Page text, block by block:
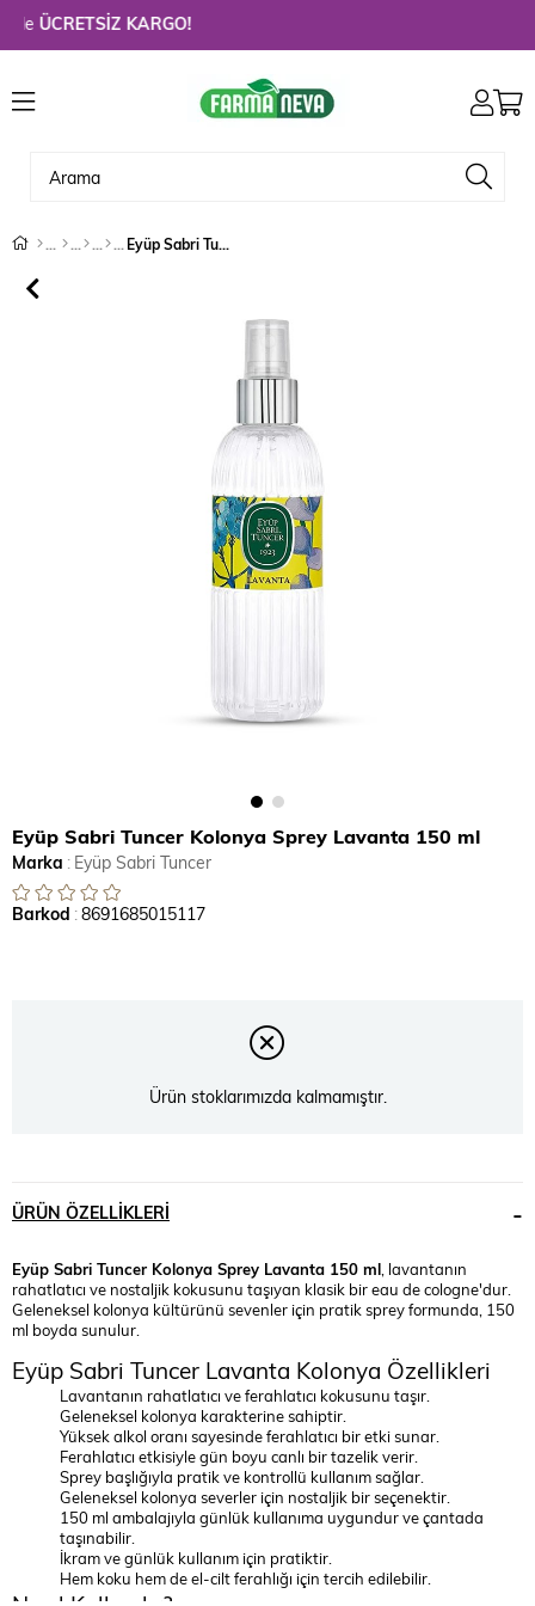
ÜCRETSİZ KARGO!
Eyüp Sabri Tuncer Kolonya Sprey Lavanta 150 ml
Eyüp Sabri Tuncer Kolonya Sprey Lavanta 150 ml
Marka : Eyüp Sabri Tuncer
Barkod :8691685015117
Ürün stoklarımızda kalmamıştır.
ÜRÜN ÖZELLIKLERI
Eyüp Sabri Tuncer Kolonya Sprey Lavanta 150 ml , lavantanın
rahatlatıcı ve nostaljik kokusunu taşıyan klasik bir eau de cologne'dur.
Geleneksel kolonya kültürünü sevenler için pratik sprey formunda, 150
ml boyda sunulur.
Eyüp Sabri Tuncer Lavanta Kolonya Özellikleri
Lavantanın rahatlatıcı ve ferahlatıcı kokusunu taşır.
Geleneksel kolonya karakterine sahiptir.
Yüksek alkol oranı sayesinde ferahlatıcı bir etki sunar.
Ferahlatıcı etkisiyle gün boyu canlı bir tazelik verir.
Sprey başlığıyla pratik ve kontrollü kullanım sağlar.
Geleneksel kolonya severler için nostaljik bir seçenektir.
150 ml ambalajıyla günlük kullanıma uygundur ve çantada
taşınabilir.
İkram ve günlük kullanım için pratiktir.
Hem koku hem de el-cilt ferahlığı için tercih edilebilir.